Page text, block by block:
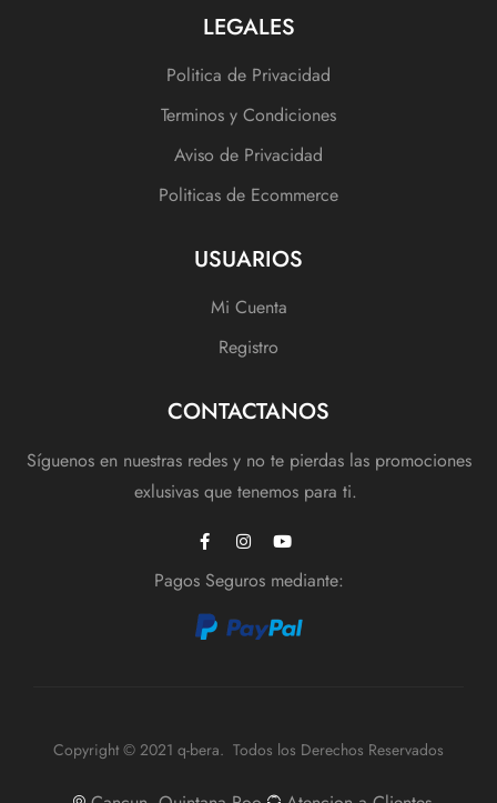
LEGALES
Politica de Privacidad
Terminos y Condiciones
Aviso de Privacidad
Politicas de Ecommerce
USUARIOS
Mi Cuenta
Registro
CONTACTANOS
Síguenos en nuestras redes y no te pierdas las promociones
exlusivas que tenemos para ti.
Pagos Seguros mediante:
Copyright © 2021 q-bera. Todos los Derechos Reservados